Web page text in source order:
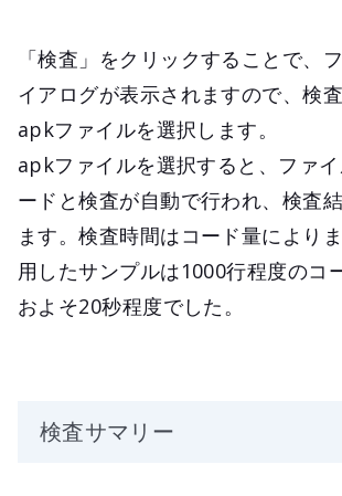
「検査」をクリックすることで、
イアログが表示されますので、検
apkファイルを選択します。
apkファイルを選択すると、ファ
ードと検査が自動で行われ、検査
ます。検査時間はコード量により
用したサンプルは1000行程度のコ
およそ20秒程度でした。
検査サマリー